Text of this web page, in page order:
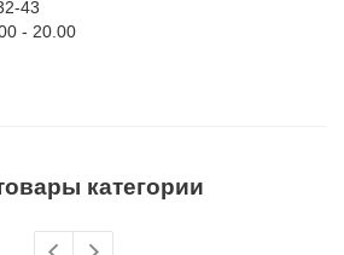
43
- 20.00
категории